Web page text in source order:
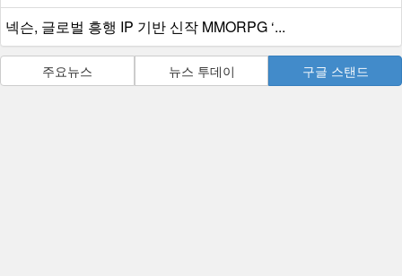
넥슨, 글로벌 흥행 IP 기반 신작 MMORPG ‘...
주요뉴스 뉴스 투데이 구글 스탠드